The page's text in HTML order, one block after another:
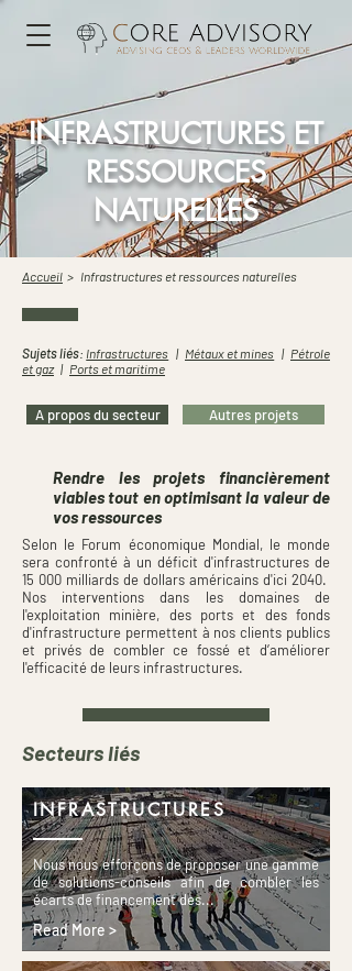
INFRASTRUCTURES ET
RESSOURCES
NATURELLES
Accueil > Infrastructures et ressources naturelles
Sujets liés: Infrastructures | Métaux et mines | Pétrole
et gaz| Ports et maritime
A propos du secteur Autres projets
Rendre les projets financièrement
viables tout en optimisant la valeur de
vos ressources
Selon le Forum économique Mondial, le monde
sera confronté à un déficit d'infrastructures de
15 000 milliards de dollars américains d'ici 2040.
Nos interventions dans les domaines de
l'exploitation minière, des ports et des fonds
d'infrastructure permettent à nos clients publics
et privés de combler ce fossé et d’améliorer
l'efficacité de leurs infrastructures.
Secteurs liés
INFRASTRUCTURES
Nous nous efforçons de proposer une gamme
de solutions-conseils afin de combler les
écarts de financement des...
Read More >